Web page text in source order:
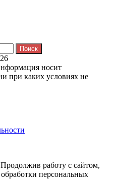
носит
при каких условиях не
работу с сайтом,
персональных